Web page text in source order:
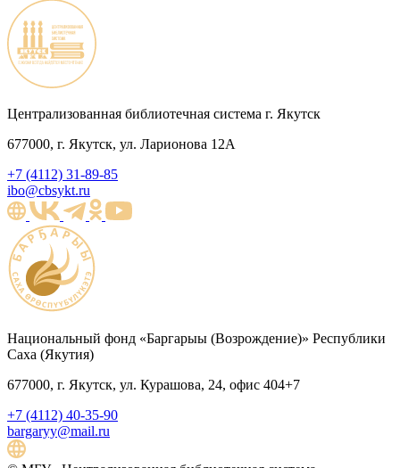
Централизованная библиотечная система г. Якутск
677000, г. Якутск, ул. Ларионова 12А
+7 (4112) 31-89-85
ibo@cbsykt.ru
Национальный фонд «Баргарыы (Возрождение)» Республики
Саха (Якутия)
677000, г. Якутск, ул. Курашова, 24, офис 404+7
+7 (4112) 40-35-90
bargaryy@mail.ru